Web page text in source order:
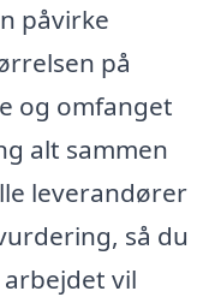
påvirke
på
og omfanget
alt sammen
leverandører
så du
vil